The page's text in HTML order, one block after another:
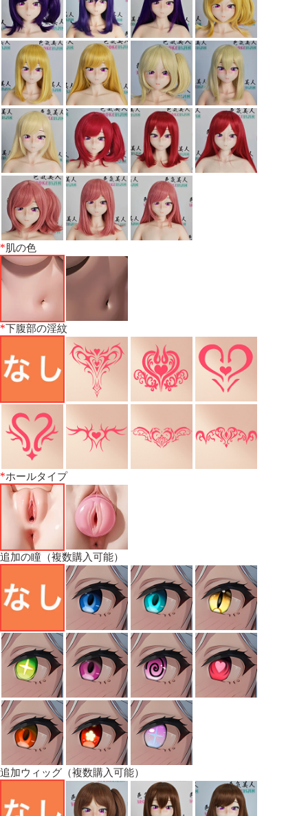
*肌の色
*下腹部の淫紋
*ホールタイプ
追加の瞳（複数購入可能）
追加ウィッグ（複数購入可能）